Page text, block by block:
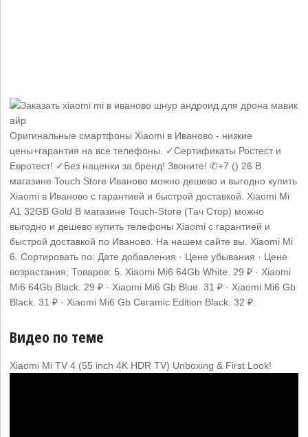
Оригинальные смартфоны Xiaomi в Иваново - низкие
цены+гарантия на все телефоны. ✓Сертификаты Ростест и
Евротест! ✓Без наценки за бренд! Звоните! ✆+7 () 26 В
магазине Touch Store Иваново можно дешево и выгодно купить
Xiaomi в Иваново с гарантией и быстрой доставкой. Xiaomi Mi
A1 32GB Gold В магазине Touch-Store (Тач Стор) можно
выгодно и дешево купить телефоны Xiaomi с гарантией и
быстрой доставкой по Иваново. На нашем сайте вы. Xiaomi Mi
6. Сортировать по: Дате добавления · Цене убывания · Цене
возрастания; Товаров: 5. Xiaomi Mi6 64Gb White. 29 ₽ · Xiaomi
Mi6 64Gb Black. 29 ₽ · Xiaomi Mi6 Gb Blue. 31 ₽ · Xiaomi Mi6 Gb
Black. 31 ₽ · Xiaomi Mi6 Gb Ceramic Edition Black. 32 ₽.
Видео по теме
Xiaomi Mi TV 4 (55 inch 4K HDR TV) Unboxing & First Look!